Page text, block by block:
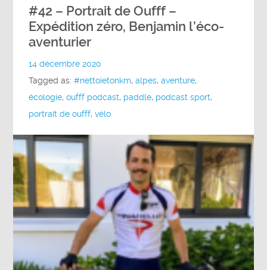
#42 – Portrait de Oufff –
Expédition zéro, Benjamin l’éco-
aventurier
14 décembre 2020
Tagged as:#nettoietonkm,alpes,aventure,
écologie,oufff podcast, paddle, podcast sport,
portrait de oufff,vélo